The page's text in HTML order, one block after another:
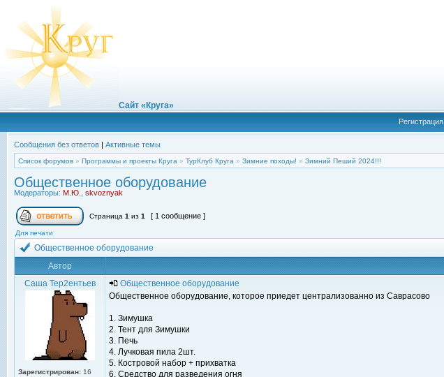
Сайт «Круга»
Регистрация
Сообщения без ответов | Активные темы
Список форумов » Программы и проекты Круга » ТурКлуб Круга » Зимние походы! » Зимний Пеший 2024!!!
Общественное оборудование
Модераторы: М.Ю. skvoznyak
Страница 1 из 1 [ 1 сообщение ]
Для печати
Общественное оборудование
Автор
Саша Тер2ентьев
Зарегистрирован: 16
Общественное оборудование
Общественное оборудование, которое приедет централизованно из Саврасово
1. Зимушка
2. Тент для Зимушки
3. Печь
4. Лучковая пила 2шт.
5. Костровой набор + прихватка
6. Средство для разведения огня